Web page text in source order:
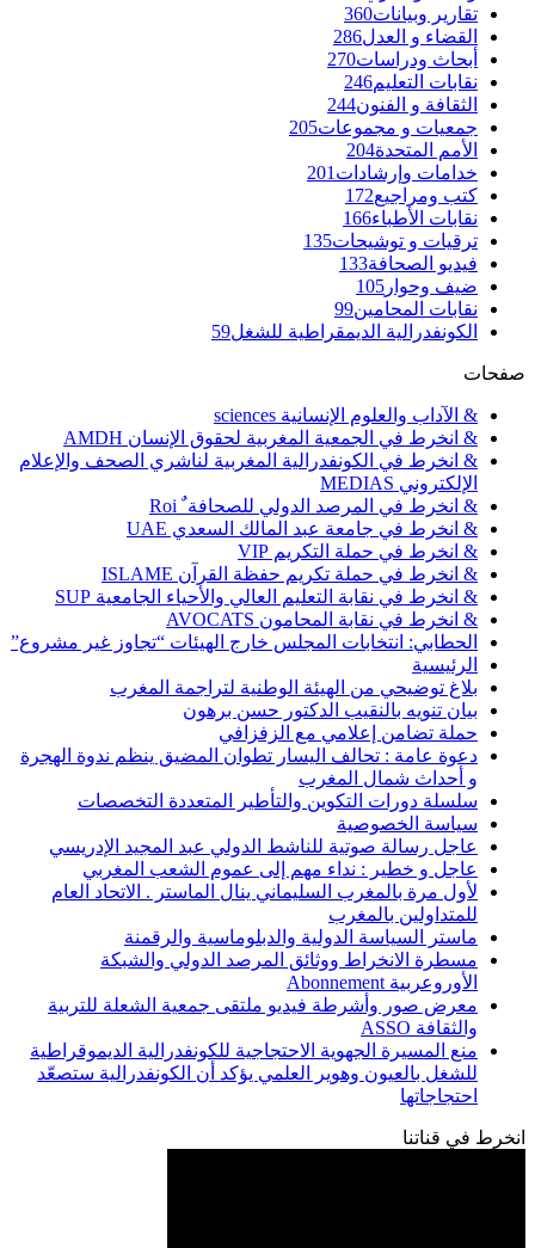
تقارير وبيانات360
القضاء و العدل286
أبحاث ودراسات270
نقابات التعليم246
الثقافة و الفنون244
جمعيات و مجموعات205
الأمم المتحدة204
خدامات وإرشادات 201
كتب ومراجيع172
نقابات الأطباء166
ترقيات و توشيحات135
فيديو الصحافة133
ضيف وحوار 105
نقابات المحامين99
الكونفدرالية الديمقراطية للشغل59
صفحات
& الآداب والعلوم الإنسانية sciences
& انخرط في الجمعية المغربية لحقوق الإنسان AMDH
& انخرط في الكونفدرالية المغربية لناشري الصحف والإعلام
الإلكتروني MEDIAS
& انخرط في المرصد الدولي للصحافة ٌ Roi
& انخرط في جامعة عبد المالك السعدي UAE
& انخرط في حملة التكريم VIP
& انخرط في حملة تكريم حفظة القرآن ISLAME
& انخرط في نقابة التعليم العالي والأحياء الجامعية SUP
& انخرط في نقابة المحامون AVOCATS
الحطابي: انتخابات المجلس خارج الهيئات “تجاوز غير مشروع”
الرئيسية
بلاغ توضيحي من الهيئة الوطنية لتراجمة المغرب
بيان تنويه بالنقيب الدكتور حسن برهون
حملة تضامن إعلامي مع الزفزافي
دعوة عامة : تحالف اليسار تطوان المضيق ينظم ندوة الهجرة
و أحداث شمال المغرب
سلسلة دورات التكوين والتأطير المتعددة التخصصات
سياسة الخصوصية
عاجل رسالة صوتية للناشط الدولي عبد المجيد الإدريسي
عاجل و خطير : نداء مهم إلى عموم الشعب المغربي
لأول مرة بالمغرب السليماني ينال الماستر . الاتحاد العام
للمتداولين بالمغرب
ماستر السياسة الدولية والدبلوماسية والرقمنة
مسطرة الانخراط ووثائق المرصد الدولي والشبكة
الأوروعربية Abonnement
معرض صور وأشرطة فيديو ملتقى جمعية الشعلة للتربية
والثقافة ASSO
منع المسيرة الجهوية الاحتجاجية للكونفدرالية الديموقراطية
للشغل بالعيون وهوير العلمي يؤكد أن الكونفدرالية ستصعّد
احتجاجاتها
انخرط في قناتنا